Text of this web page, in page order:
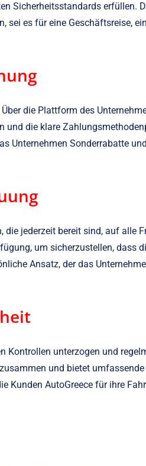
Sicherheitsstandards erfüllen.
sei es für eine Geschäftsreise,
die Plattform des
und die klare
Unternehmen Sonderrabatte
die jederzeit bereit sind, auf alle
um sicherzustellen, dass
Ansatz, der das
Kontrollen unterzogen und
und bietet
Kunden AutoGreece für ihre